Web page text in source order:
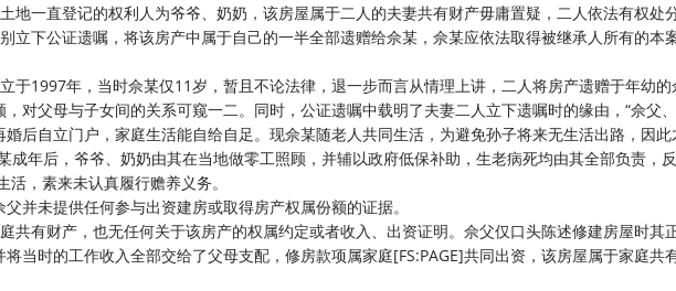
地一直登记的权利人为爷爷、奶奶，该房屋属于二人的夫妻共有财产毋庸置疑，二人依法有权处分
立下公证遗嘱，将该房产中属于自己的一半全部遗赠给佘某，佘某应依法取得被继承人所有的本
于1997年，当时佘某仅11岁，暂且不论法律，退一步而言从情理上讲，二人将房产遗赠于年幼的
对父母与子女间的关系可窥一二。同时，公证遗嘱中载明了夫妻二人立下遗嘱时的缘由，“佘父
后自立门户，家庭生活能自给自足。现佘某随老人共同生活，为避免孙子将来无生活出路，因此
成年后，爷爷、奶奶由其在当地做零工照顾，并辅以政府低保补助，生老病死均由其全部负责，
，素来未认真履行赡养义务。
并未提供任何参与出资建房或取得房产权属份额的证据。
共有财产，也无任何关于该房产的权属约定或者收入、出资证明。佘父仅口头陈述修建房屋时其
当时的工作收入全部交给了父母支配，修房款项属家庭[FS:PAGE]共同出资，该房屋属于家庭共